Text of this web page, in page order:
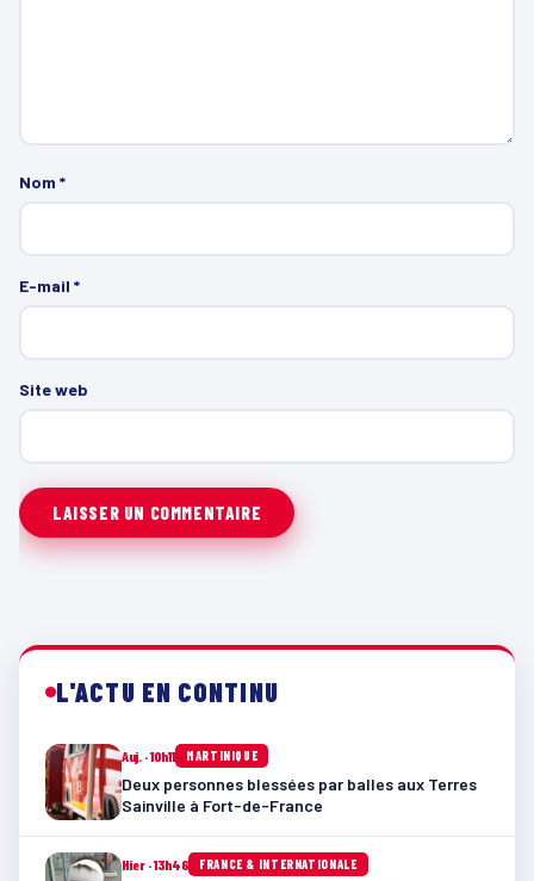
Nom *
E-mail *
Site web
L'ACTU EN CONTINU
Auj. · 10h11 MARTINIQUE
Deux personnes blessées par balles aux Terres
Sainville à Fort-de-France
Hier · 13h46 FRANCE & INTERNATIONALE